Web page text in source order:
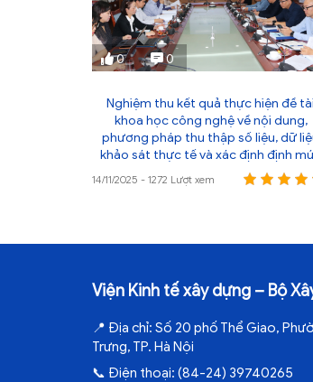
0 0
Nghiệm thu kết quả thực hiện đề tài
khoa học công nghệ về nội dung,
phương pháp thu thập số liệu, dữ
khảo sát thực tế và xác định định
14/11/2025 - 1272 Lượt xem
Viện Kinh tế xây dựng – Bộ
📍 Địa chỉ: Số 20 phố Thể Giao,
Trưng, TP. Hà Nội
📞 Điện thoại: (84-24) 39740265